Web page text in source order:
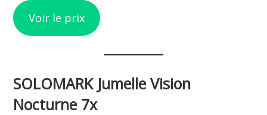
Voir le prix
SOLOMARK Jumelle Vision
Nocturne 7x